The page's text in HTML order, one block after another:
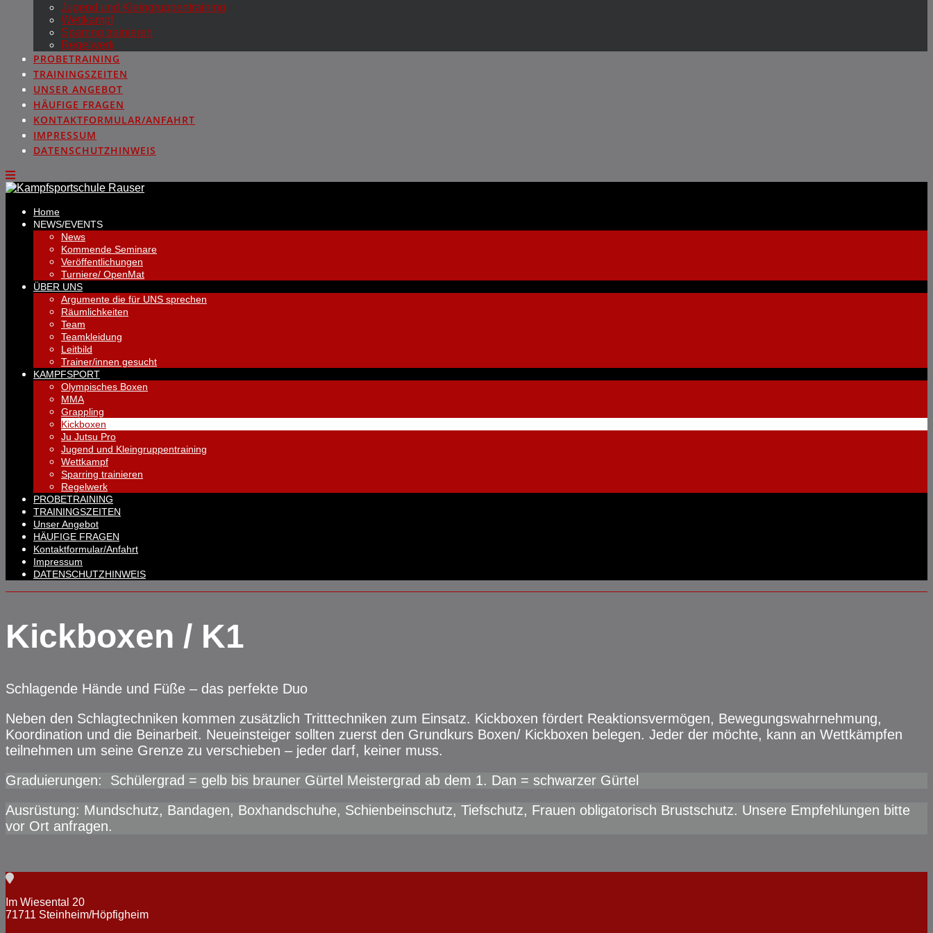
Jugend und Kleingruppentraining
Wettkampf
Sparring trainieren
Regelwerk
PROBETRAINING
TRAININGSZEITEN
UNSER ANGEBOT
HÄUFIGE FRAGEN
KONTAKTFORMULAR/ANFAHRT
IMPRESSUM
DATENSCHUTZHINWEIS
Home
NEWS/EVENTS
News
Kommende Seminare
Veröffentlichungen
Turniere/ OpenMat
ÜBER UNS
Argumente die für UNS sprechen
Räumlichkeiten
Team
Teamkleidung
Leitbild
Trainer/innen gesucht
KAMPFSPORT
Olympisches Boxen
MMA
Grappling
Kickboxen
Ju Jutsu Pro
Jugend und Kleingruppentraining
Wettkampf
Sparring trainieren
Regelwerk
PROBETRAINING
TRAININGSZEITEN
Unser Angebot
HÄUFIGE FRAGEN
Kontaktformular/Anfahrt
Impressum
DATENSCHUTZHINWEIS
Kickboxen / K1
Schlagende Hände und Füße – das perfekte Duo
Neben den Schlagtechniken kommen zusätzlich Tritttechniken zum Einsatz. Kickboxen fördert Reaktionsvermögen, Bewegungswahrnehmung,
Koordination und die Beinarbeit. Neueinsteiger sollten zuerst den Grundkurs Boxen/ Kickboxen belegen. Jeder der möchte, kann an Wettkämpfen
teilnehmen um seine Grenze zu verschieben – jeder darf, keiner muss.
Graduierungen: Schülergrad = gelb bis brauner Gürtel Meistergrad ab dem 1. Dan = schwarzer Gürtel
Ausrüstung: Mundschutz, Bandagen, Boxhandschuhe, Schienbeinschutz, Tiefschutz, Frauen obligatorisch Brustschutz. Unsere Empfehlungen bitte
vor Ort anfragen.
Im Wiesental 20
71711 Steinheim/Höpfigheim